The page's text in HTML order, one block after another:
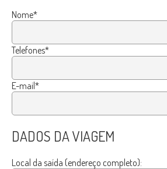
Nome*
Telefones*
E-mail*
DADOS DA VIAGEM
Local da saída (endereço completo):